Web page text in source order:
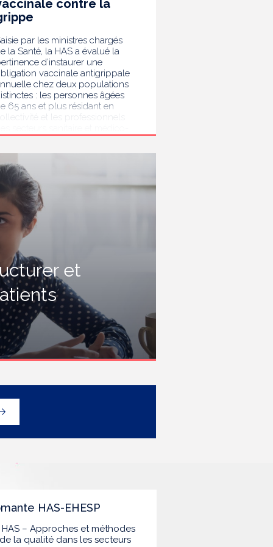
contre la
par les ministres chargés
la Santé, la HAS a évalué la
d’instaurer une
vaccinale antigrippale
chez deux populations
: les personnes âgées
65 ans et plus résidant en
collectivité et les professionnels
Au terme de son analyse,
vaccination antigrippale pour les
de 65 ans et plus
vivant en collectivité doit rester
sans devenir
obligatoire. Afin de protéger les
les plus vulnérables,
recommande en revanche la
mise en place d’une obligation
contre la grippe pour
l'ensemble des professionnels de
ainsi que pour les autres
travaillant dans les
de santé ou dans
établissements médicaux
hébergeant des
âgées, en contact
des personnes à risque de
sévère, avec un
prioritaire en Ehpad
et
HAS-EHESP
– Approches et méthodes
la qualité dans les secteurs